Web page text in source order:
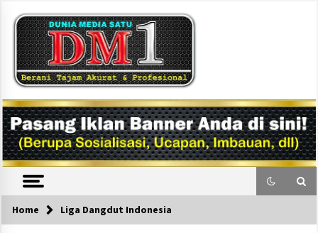
content
DM1
Home Liga Dangdut Indonesia